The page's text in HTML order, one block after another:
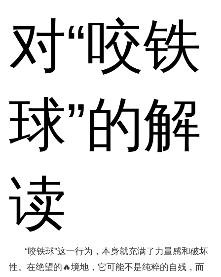
对“咬铁
球”的解
读
“咬铁球”这一行为，本身就充满了力量感和破坏
性。在绝望的🔥境地，它可能不是纯粹的自残，而